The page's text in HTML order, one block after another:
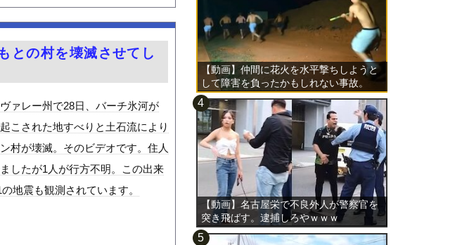
横転
事に立候補へ 外国人生...
う…会社滅茶苦茶や...
！→スタート...
スの権能とは！
れる・・・
との村を壊滅させてし
ァレー州で28日、バーチ氷河が
こされた地すべりと土石流により
村が壊滅。そのビデオです。住人
したが1人が行方不明。この出来
地震も観測されています。
【動画】仲間に花火を水平撃ちしようと
して障害を負ったかもしれない事故。
【動画】名古屋栄で不良外人が警察官を
突き飛ばす。逮捕しろやｗｗｗ